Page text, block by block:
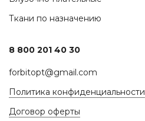
Ткани по назначению
8 800 201 40 30
forbitopt@gmail.com
Политика конфиденциальности
Договор оферты